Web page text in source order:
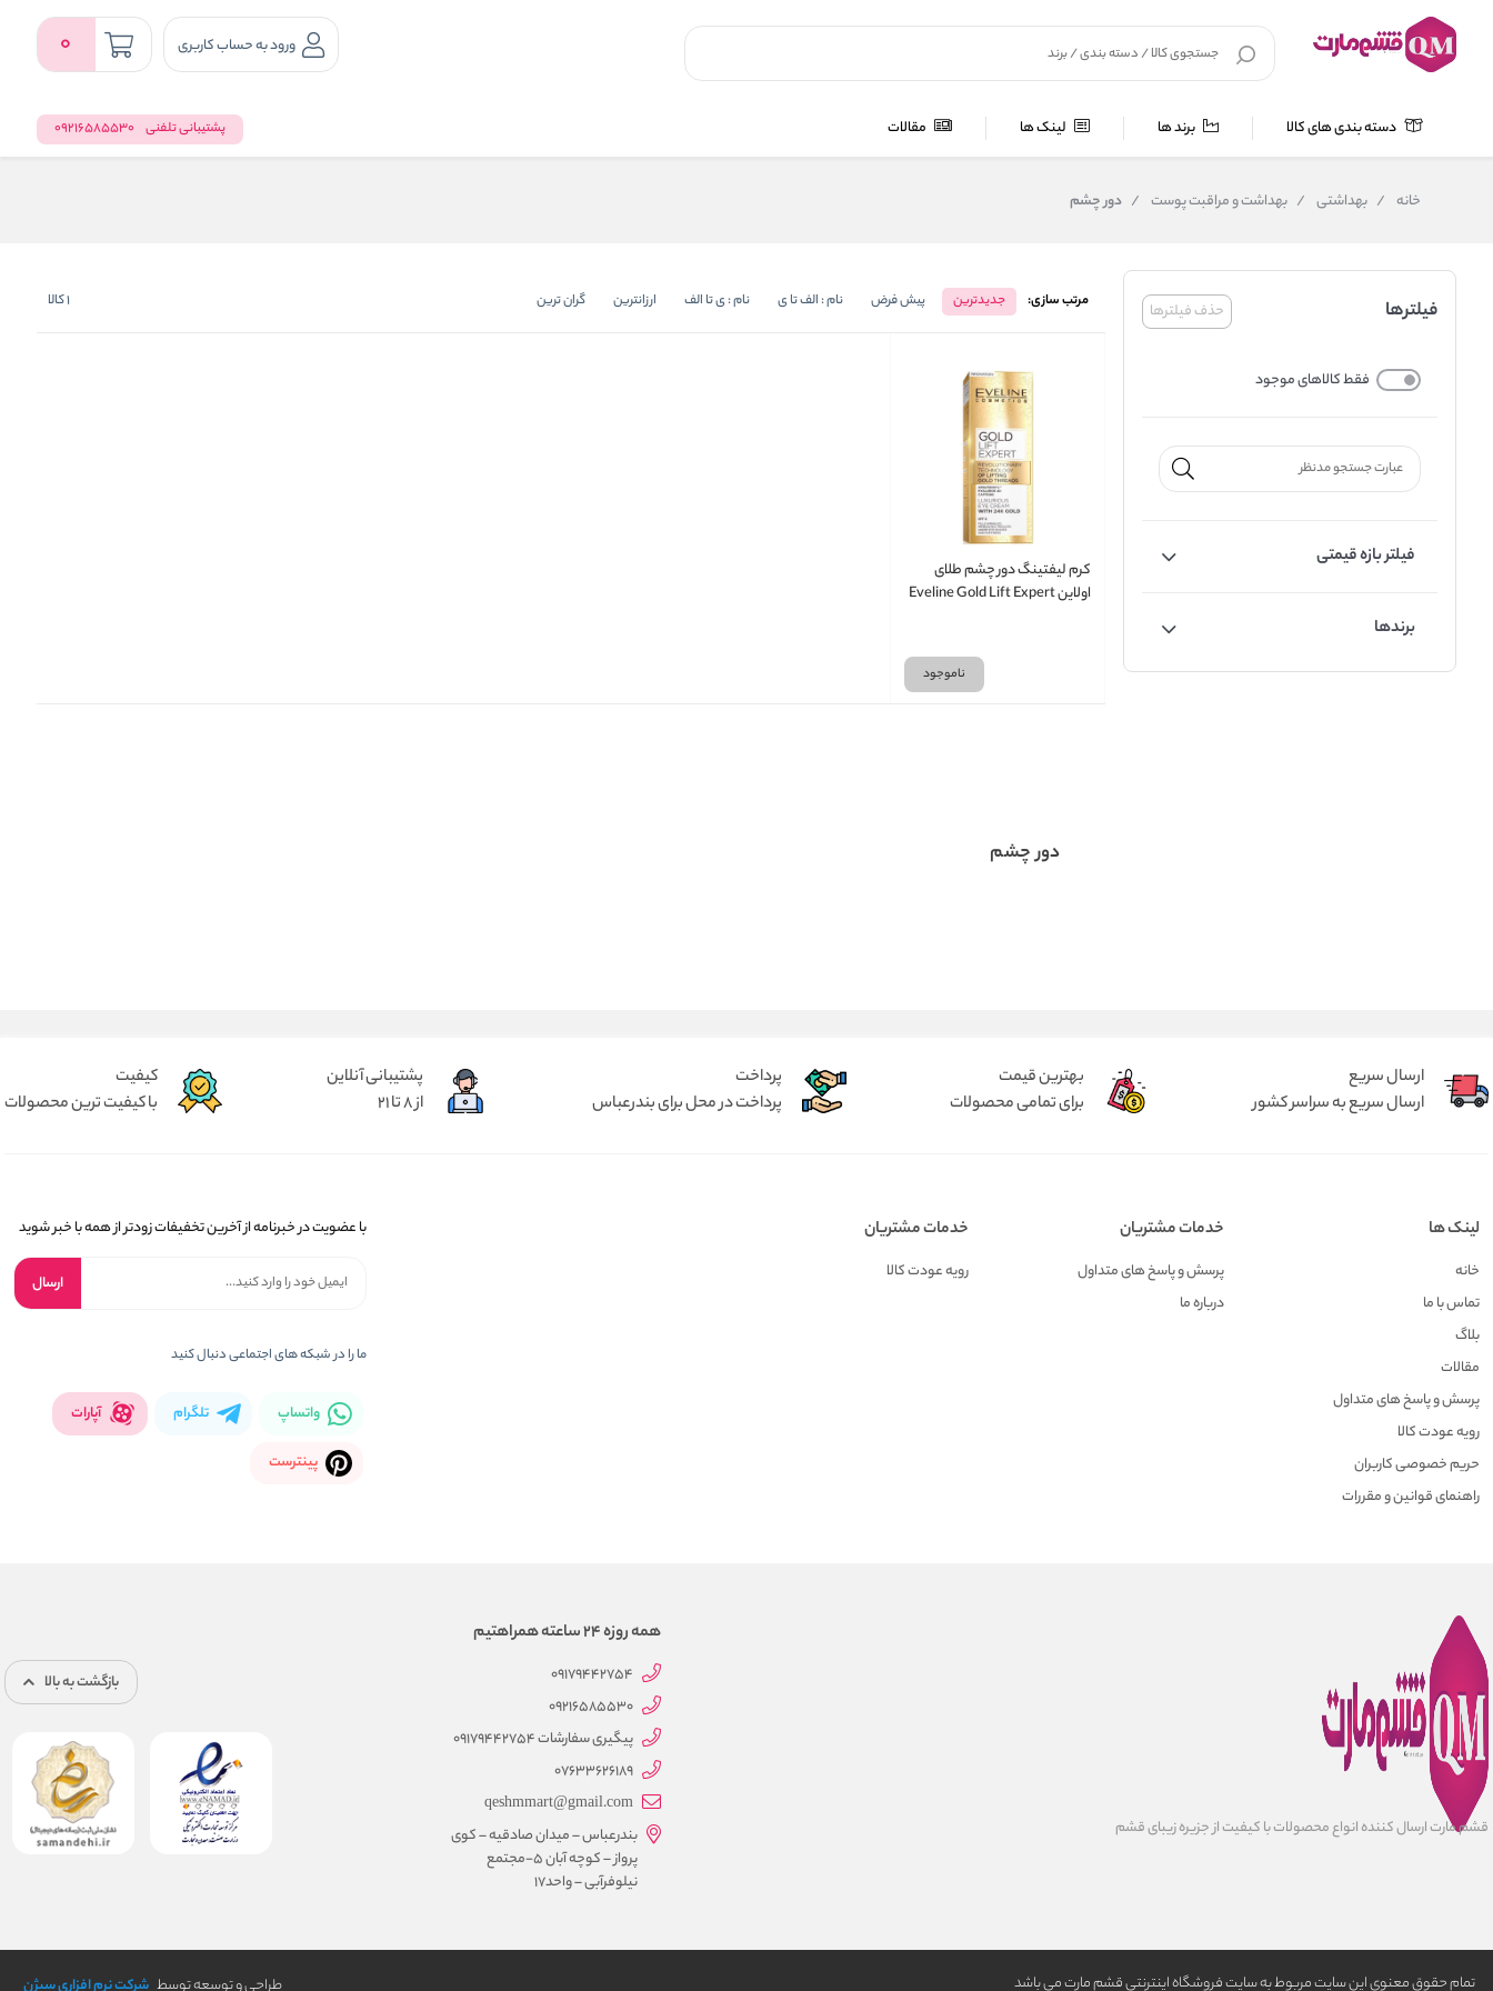
ورود به حساب کاربری 0
دسته بندی های کالا برند ها لینک ها مقالات پشتیبانی تلفنی 09216585530
خانه / بهداشتی / بهداشت و مراقبت پوست / دور چشم
حذف فیلترها فیلترها
فقط کالاهای موجود
فیلتر بازه قیمتی
برندها
مرتب سازی: جدیدترین پیش فرض نام : الف تا ی نام : ی تا الف ارزانترین گران ترین 1کالا
کرم لیفتینگ دور چشم طلای
اولاین Eveline Gold Lift Expert
ناموجود
دور چشم
ارسال سریع
ارسال سریع به سراسر کشور
بهترین قیمت
برای تمامی محصولات
پرداخت
پرداخت در محل برای بندرعباس
پشتیبانی آنلاین
از 8 تا 21
کیفیت
با کیفیت ترین محصولات
لینک ها
خانه
تماس با ما
بلاگ
مقالات
پرسش و پاسخ های متداول
رویه عودت کالا
حریم خصوصی کاربران
راهنمای قوانین و مقررات
خدمات مشتریان
پرسش و پاسخ های متداول
درباره ما
خدمات مشتریان
رویه عودت کالا
با عضویت در خبرنامه از آخرین تخفیفات زودتر از همه با خبر شوید
ارسال
ما را در شبکه های اجتماعی دنبال کنید
واتساپ تلگرام آپارات
پینترست
قشم مارت ارسال کننده انواع محصولات با کیفیت از جزیره زیبای قشم
همه روزه 24 ساعته همراهتیم
09179442754
09216585530
پیگیری سفارشات 09179442754
07633626189
qeshmmart@gmail.com
بندرعباس – میدان صادقیه – کوی
پرواز – کوچه آبان 5-مجتمع
نیلوفرآبی – واحد17
بازگشت به بالا
تمام حقوق معنوی این سایت مربوط به سایت فروشگاه اینترنتی قشم مارت می باشد